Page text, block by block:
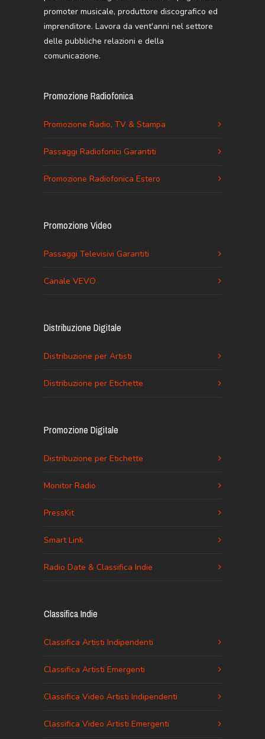
promoter musicale, produttore discografico ed
imprenditore. Lavora da vent'anni nel settore
delle pubbliche relazioni e della
comunicazione.
Promozione Radiofonica
Promozione Radio, TV & Stampa
Passaggi Radiofonici Garantiti
Promozione Radiofonica Estero
Promozione Video
Passaggi Televisivi Garantiti
Canale VEVO
Distribuzione Digitale
Distribuzione per Artisti
Distribuzione per Etichette
Promozione Digitale
Distribuzione per Etichette
Monitor Radio
PressKit
Smart Link
Radio Date & Classifica Indie
Classifica Indie
Classifica Artisti Indipendenti
Classifica Artisti Emergenti
Classifica Video Artisti Indipendenti
Classifica Video Artisti Emergenti